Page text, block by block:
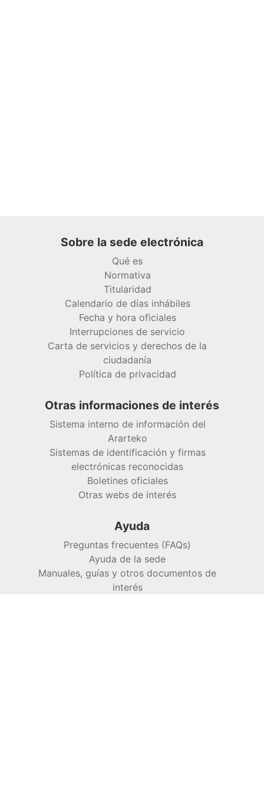
Sobre la sede electrónica
Qué es
Normativa
Titularidad
Calendario de días inhábiles
Fecha y hora oficiales
Interrupciones de servicio
Carta de servicios y derechos de la
ciudadanía
Política de privacidad
Otras informaciones de interés
Sistema interno de información del
Ararteko
Sistemas de identificación y firmas
electrónicas reconocidas
Boletines oficiales
Otras webs de interés
Ayuda
Preguntas frecuentes (FAQs)
Ayuda de la sede
Manuales, guías y otros documentos de
interés